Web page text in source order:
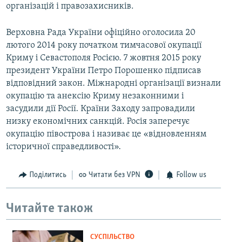
організацій і правозахисників.
Верховна Рада України офіційно оголосила 20
лютого 2014 року початком тимчасової окупації
Криму і Севастополя Росією. 7 жовтня 2015 року
президент України Петро Порошенко підписав
відповідний закон. Міжнародні організації визнали
окупацію та анексію Криму незаконними і
засудили дії Росії. Країни Заходу запровадили
низку економічних санкцій. Росія заперечує
окупацію півострова і називає це «відновленням
історичної справедливості».
Поділитись Читати без VPN Follow us
Читайте також
СУСПІЛЬСТВО